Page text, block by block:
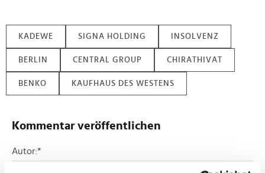
KADEWE SIGNA HOLDING INSOLVENZ
BERLIN CENTRAL GROUP CHIRATHIVAT
BENKO KAUFHAUS DES WESTENS
Kommentar veröffentlichen
Autor:*